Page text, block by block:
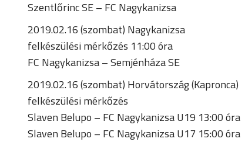
Szentlőrinc SE – FC Nagykanizsa
2019.02.16 (szombat) Nagykanizsa
felkészülési mérkőzés 11:00 óra
FC Nagykanizsa – Semjénháza SE
2019.02.16 (szombat) Horvátország (Kapronca)
felkészülési mérkőzés
Slaven Belupo – FC Nagykanizsa U19 13:00 óra
Slaven Belupo – FC Nagykanizsa U17 15:00 óra